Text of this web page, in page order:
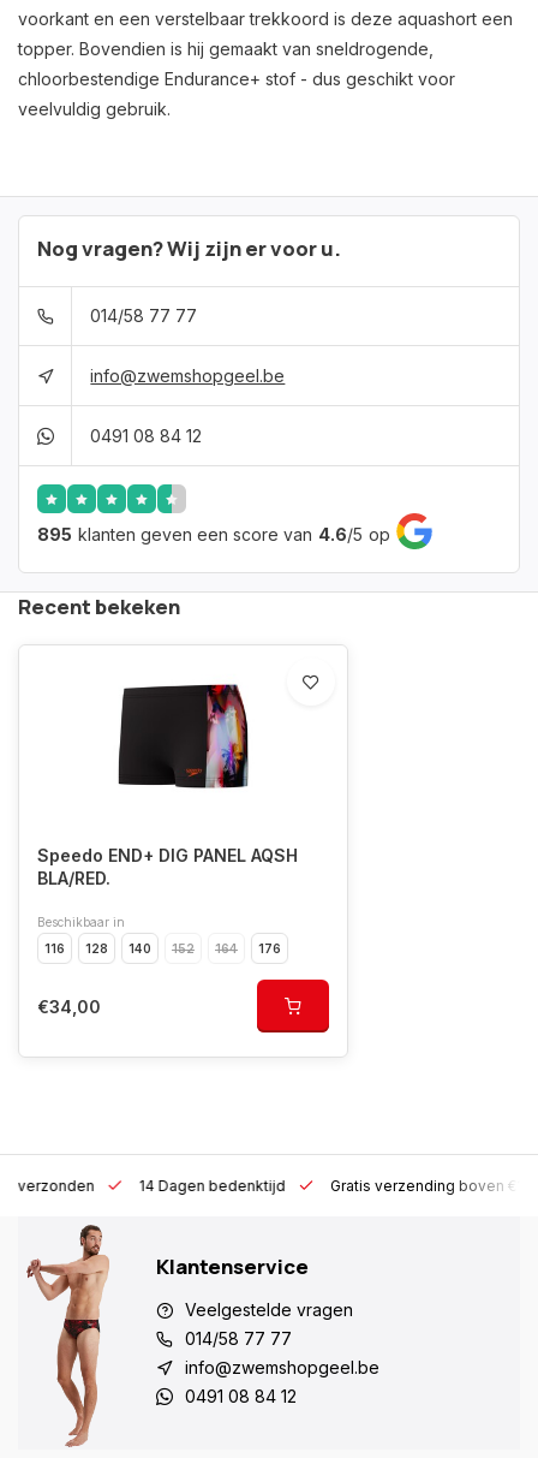
voorkant en een verstelbaar trekkoord is deze aquashort een
topper. Bovendien is hij gemaakt van sneldrogende,
chloorbestendige Endurance+ stof - dus geschikt voor
veelvuldig gebruik.
Nog vragen? Wij zijn er voor u.
014/58 77 77
info@zwemshopgeel.be
0491 08 84 12
895 klanten geven een score van 4.6/5 op
Recent bekeken
Speedo END+ DIG PANEL AQSH
BLA/RED.
Beschikbaar in
116
128 140 152 164 176
€34,00
h verzonden 14 Dagen bedenktijd Gratis verzending boven
Klantenservice
Veelgestelde vragen
014/58 77 77
info@zwemshopgeel.be
0491 08 84 12